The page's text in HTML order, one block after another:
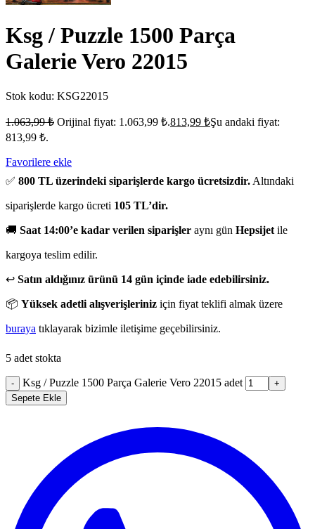
Ksg / Puzzle 1500 Parça
Galerie Vero 22015
Stok kodu: KSG22015
1.063,99₺ Orijinal fiyat: 1.063,99 ₺.813,99 ₺Şu andaki fiyat:
813,99 ₺.
Favorilere ekle
✅ 800 TL üzerindeki siparişlerde kargo ücretsizdir. Altındaki
siparişlerde kargo ücreti 105 TL’dir.
🚚 Saat 14:00’e kadar verilen siparişler aynı gün Hepsijet ile
kargoya teslim edilir.
↩️ Satın aldığınız ürünü 14 gün içinde iade edebilirsiniz.
📦 Yüksek adetli alışverişleriniz için fiyat teklifi almak üzere
buraya tıklayarak bizimle iletişime geçebilirsiniz.
5 adet stokta
- Ksg / Puzzle 1500 Parça Galerie Vero 22015 adet
+
Sepete Ekle